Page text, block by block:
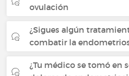
ovulación
¿Sigues algún
combatir la
¿Tu médico se tomó en